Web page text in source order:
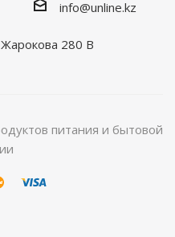
info@unline.kz
280 В
питания и бытовой